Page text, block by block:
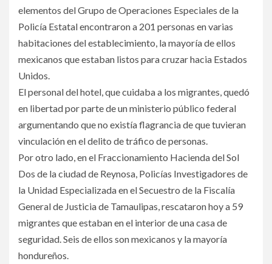
elementos del Grupo de Operaciones Especiales de la
Policía Estatal encontraron a 201 personas en varias
habitaciones del establecimiento, la mayoría de ellos
mexicanos que estaban listos para cruzar hacia Estados
Unidos.
El personal del hotel, que cuidaba a los migrantes, quedó
en libertad por parte de un ministerio público federal
argumentando que no existía flagrancia de que tuvieran
vinculación en el delito de tráfico de personas.
Por otro lado, en el Fraccionamiento Hacienda del Sol
Dos de la ciudad de Reynosa, Policías Investigadores de
la Unidad Especializada en el Secuestro de la Fiscalía
General de Justicia de Tamaulipas, rescataron hoy a 59
migrantes que estaban en el interior de una casa de
seguridad. Seis de ellos son mexicanos y la mayoría
hondureños.